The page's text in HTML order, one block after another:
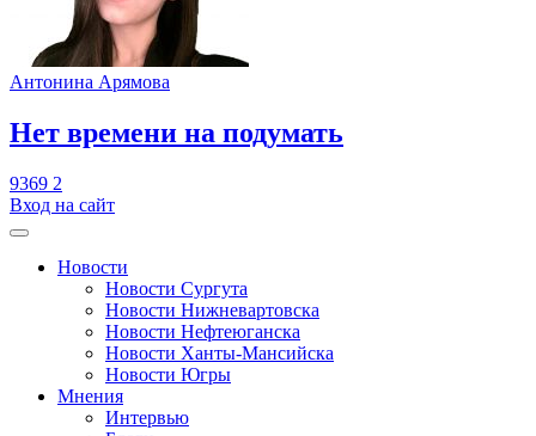
Антонина Арямова
​Нет времени на подумать
9369 2
Вход на сайт
Новости
Новости Сургута
Новости Нижневартовска
Новости Нефтеюганска
Новости Ханты-Мансийска
Новости Югры
Мнения
Интервью